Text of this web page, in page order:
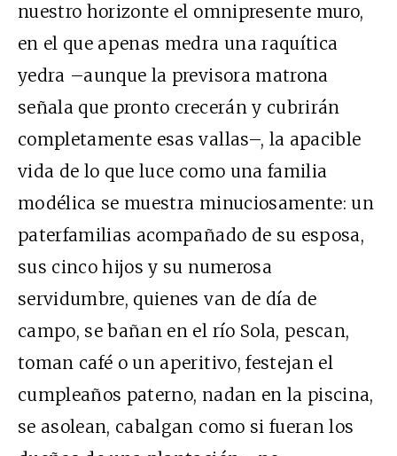
nuestro horizonte el omnipresente muro,
en el que apenas medra una raquítica
yedra –aunque la previsora matrona
señala que pronto crecerán y cubrirán
completamente esas vallas–, la apacible
vida de lo que luce como una familia
modélica se muestra minuciosamente: un
paterfamilias acompañado de su esposa,
sus cinco hijos y su numerosa
servidumbre, quienes van de día de
campo, se bañan en el río Sola, pescan,
toman café o un aperitivo, festejan el
cumpleaños paterno, nadan en la piscina,
se asolean, cabalgan como si fueran los